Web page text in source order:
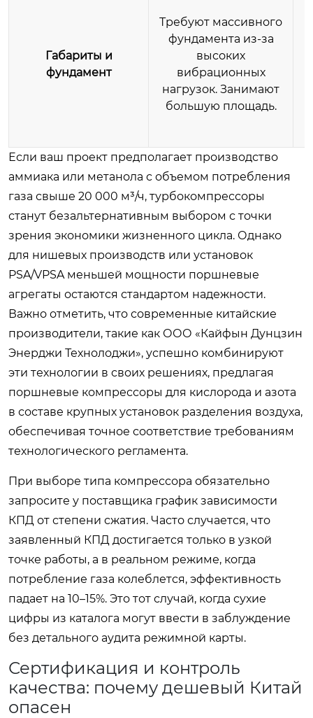
Габариты и
фундамент
Требуют массивного
фундамента из-за
высоких
вибрационных
нагрузок. Занимают
большую площадь.
Если ваш проект предполагает производство
аммиака или метанола с объемом потребления
газа свыше 20 000 м³/ч, турбокомпрессоры
станут безальтернативным выбором с точки
зрения экономики жизненного цикла. Однако
для нишевых производств или установок
PSA/VPSA меньшей мощности поршневые
агрегаты остаются стандартом надежности.
Важно отметить, что современные китайские
производители, такие как ООО «Кайфын Дунцзин
Энерджи Технолоджи», успешно комбинируют
эти технологии в своих решениях, предлагая
поршневые компрессоры для кислорода и азота
в составе крупных установок разделения воздуха,
обеспечивая точное соответствие требованиям
технологического регламента.
При выборе типа компрессора обязательно
запросите у поставщика график зависимости
КПД от степени сжатия. Часто случается, что
заявленный КПД достигается только в узкой
точке работы, а в реальном режиме, когда
потребление газа колеблется, эффективность
падает на 10–15%. Это тот случай, когда сухие
цифры из каталога могут ввести в заблуждение
без детального аудита режимной карты.
Сертификация и контроль
качества: почему дешевый Китай
опасен